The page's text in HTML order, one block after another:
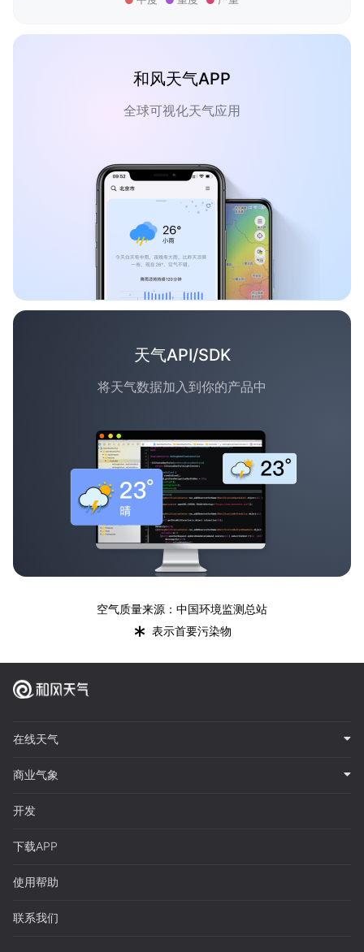
和风天气APP
全球可视化天气应用
天气API/SDK
将天气数据加入到你的产品中
空气质量来源：中国环境监测总站
* 表示首要污染物
在线天气
商业气象
开发
下载APP
使用帮助
联系我们